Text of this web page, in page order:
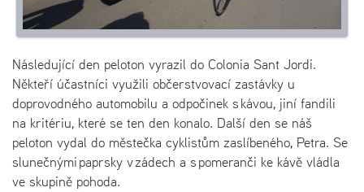
Následující den peloton vyrazil do Colonia Sant Jordi.
Někteří účastníci využili občerstvovací zastávky u
doprovodného automobilu a odpočinek s kávou, jiní fandili
na kritériu, které se ten den konalo. Další den se náš
peloton vydal do městečka cyklistům zaslíbeného, Petra. Se
slunečnými paprsky v zádech a s pomeranči ke kávě vládla
ve skupině pohoda.